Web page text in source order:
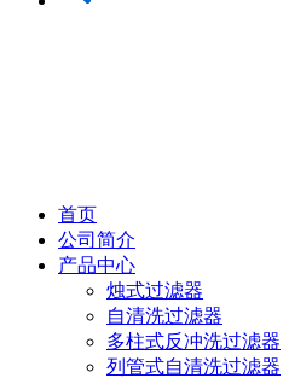
首页
公司简介
产品中心
烛式过滤器
自清洗过滤器
多柱式反冲洗过滤器
列管式自清洗过滤器